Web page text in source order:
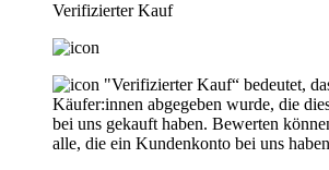
Verifizierter Kauf
"Verifizierter Kauf“ bedeutet,
Käufer:innen abgegeben wurde, die
bei uns gekauft haben. Bewerten
alle, die ein Kundenkonto bei uns